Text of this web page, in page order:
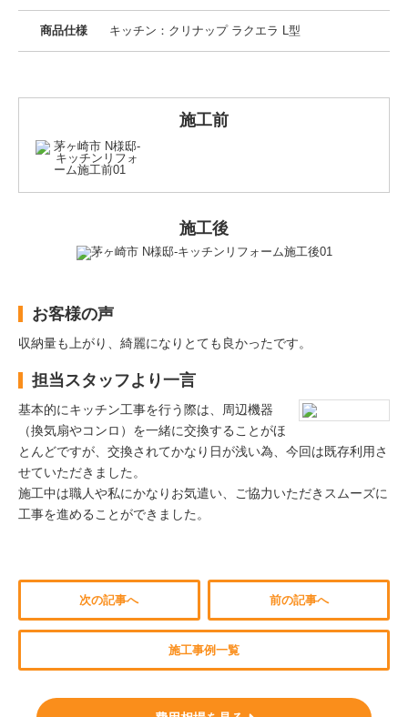
商品仕様 キッチン：クリナップ ラクエラ L型
施工前
施工後
お客様の声
収納量も上がり、綺麗になりとても良かったです。
担当スタッフより一言
基本的にキッチン工事を行う際は、周辺機器
（換気扇やコンロ）を一緒に交換することがほ
とんどですが、交換されてかなり日が浅い為、今回は既存利用さ
せていただきました。
施工中は職人や私にかなりお気遣い、ご協力いただきスムーズに
工事を進めることができました。
次の記事へ 前の記事へ
施工事例一覧